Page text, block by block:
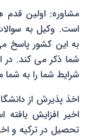
مشاوره: اولین قدم
است. وکیل به
به این کشور پاسخ
شما ذکر می کند.
شرایط شما را به
اخذ پذیرش از
اخیر افزایش
تحصیل در ترکیه و